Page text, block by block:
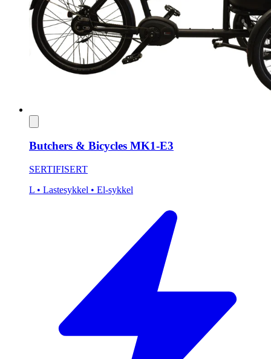
Butchers & Bicycles MK1-E3
SERTIFISERT
L • Lastesykkel • El-sykkel